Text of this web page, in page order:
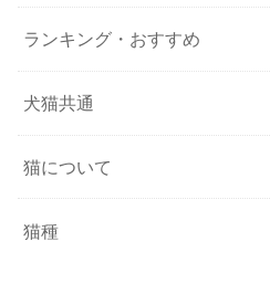
ランキング・おすすめ
犬猫共通
猫について
猫種